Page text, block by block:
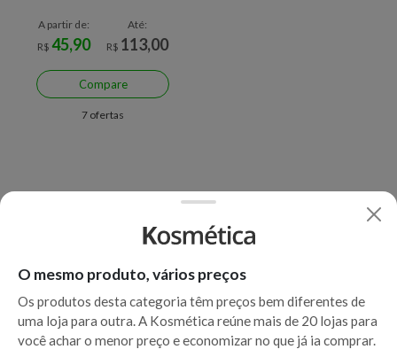
A partir de:
R$ 45,90
Até:
R$ 113,00
Compare
7 ofertas
O mesmo produto, vários preços
Os produtos desta categoria têm preços bem diferentes de
uma loja para outra. A Kosmética reúne mais de 20 lojas para
você achar o menor preço e economizar no que já ia comprar.